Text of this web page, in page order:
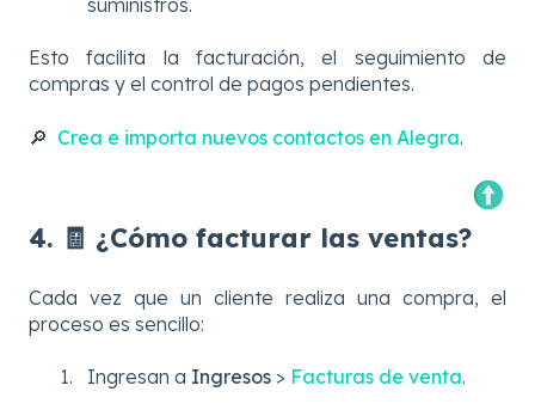
Esto facilita la facturación, el seguimiento de
compras y el control de pagos pendientes.
🔎 Crea e importa nuevos contactos en Alegra.
4. 🧾 ¿Cómo facturar las ventas?
Cada vez que un cliente realiza una compra, el
proceso es sencillo:
Ingresan a Ingresos > Facturas de venta.